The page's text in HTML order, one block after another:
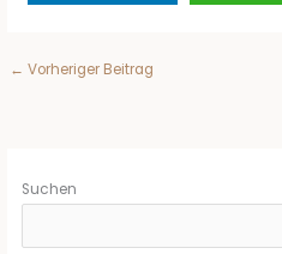
← Vorheriger Beitrag
Suchen